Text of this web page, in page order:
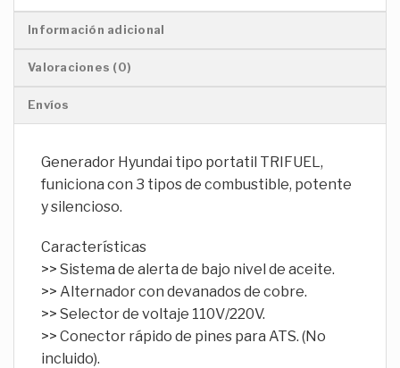
Información adicional
Valoraciones (0)
Envíos
Generador Hyundai tipo portatil TRIFUEL,
funiciona con 3 tipos de combustible, potente
y silencioso.
Características
>> Sistema de alerta de bajo nivel de aceite.
>> Alternador con devanados de cobre.
>> Selector de voltaje 110V/220V.
>> Conector rápido de pines para ATS. (No
incluido).